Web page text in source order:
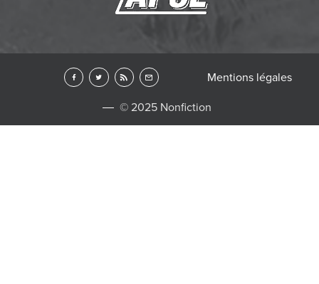
© 2025 Nonfiction
Mentions légales